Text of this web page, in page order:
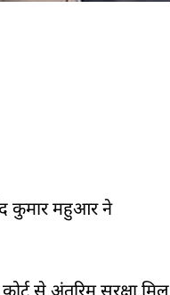
कुमार महुआर ने